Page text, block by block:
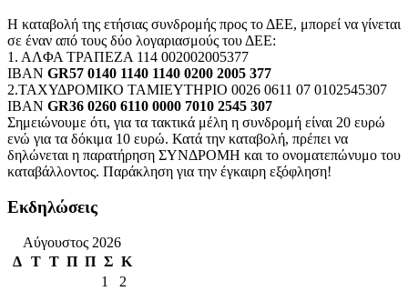
Η καταβολή της ετήσιας συνδρομής προς το ΔΕΕ, μπορεί να γίνεται
σε έναν από τους δύο λογαριασμούς του ΔΕΕ:
1. ΑΛΦΑ ΤΡΑΠΕΖΑ 114 002002005377
IBAN GR57 0140 1140 1140 0200 2005 377
2.ΤΑΧΥΔΡΟΜΙΚΟ ΤΑΜΙΕΥΤΗΡΙΟ 0026 0611 07 0102545307
IBAN GR36 0260 6110 0000 7010 2545 307
Σημειώνουμε ότι, για τα τακτικά μέλη η συνδρομή είναι 20 ευρώ
ενώ για τα δόκιμα 10 ευρώ. Κατά την καταβολή, πρέπει να
δηλώνεται η παρατήρηση ΣΥΝΔΡΟΜΗ και το ονοματεπώνυμο του
καταβάλλοντος. Παράκληση για την έγκαιρη εξόφληση!
Εκδηλώσεις
Αύγουστος 2026
Δ Τ Τ Π Π Σ Κ
1
2